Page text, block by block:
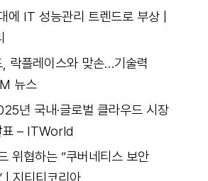
에 IT 성능관리 트렌드로 부상 |
락플레이스와 맞손…기술력
뉴스
년 국내·글로벌 클라우드 시장
표 – ITWorld
위협하는 “쿠버네티스 보안
| 지티티코리아